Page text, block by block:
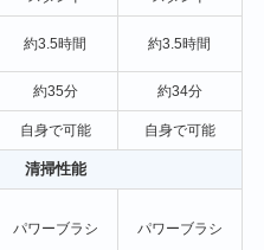
約3.5時間 約3.5時間
約35分 約34分
自身で可能 自身で可能
清掃性能
パワーブラシ パワーブラシ